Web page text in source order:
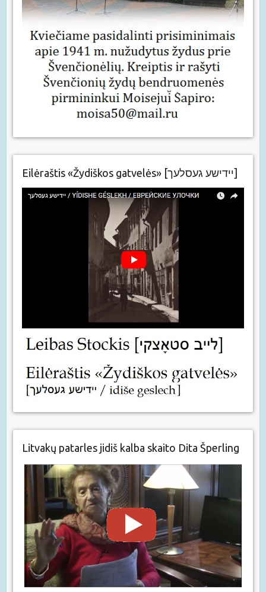
Eilėraštis «Žydiškos gatvelės» [יידישע געסלעך]
Litvakų patarles jidiš kalba skaito Dita Šperling